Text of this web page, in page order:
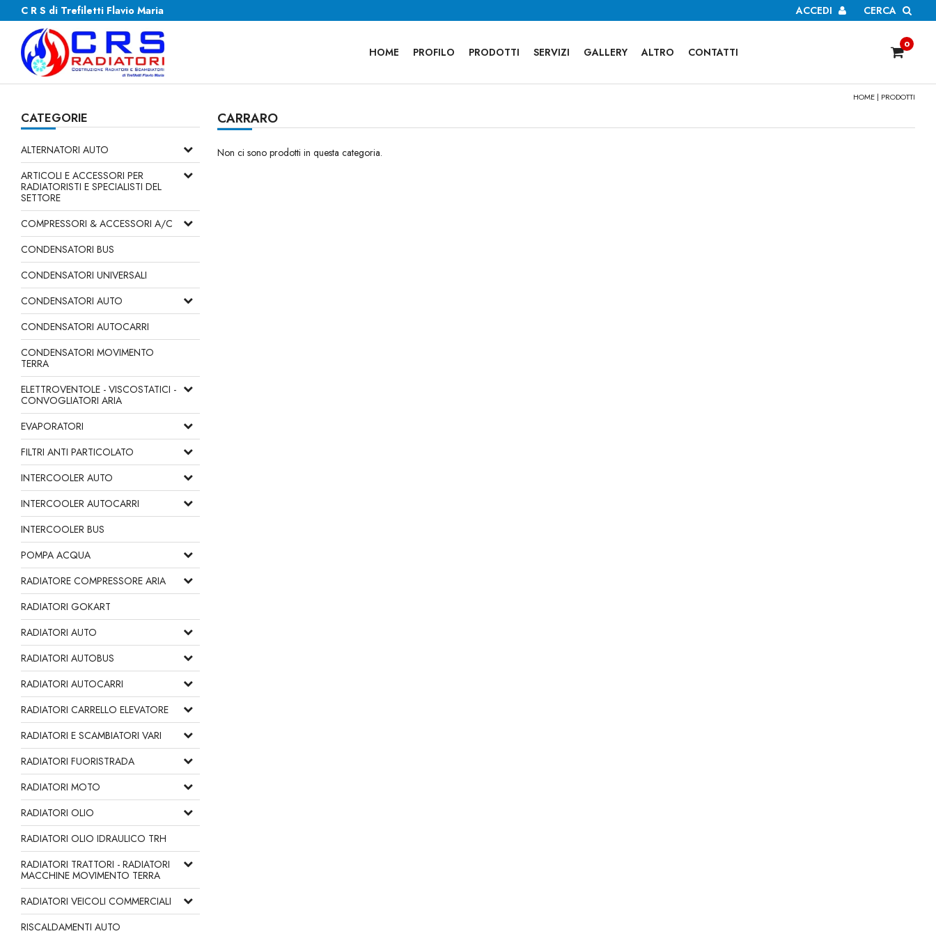
C R S di Trefiletti Flavio Maria CERCA
ACCEDI
HOME PROFILO PRODOTTI SERVIZI GALLERY ALTRO CONTATTI
0
HOME | PRODOTTI
CATEGORIE
ALTERNATORI AUTO
ARTICOLI E ACCESSORI PER
RADIATORISTI E SPECIALISTI DEL
SETTORE
COMPRESSORI & ACCESSORI A/C
CONDENSATORI BUS
CONDENSATORI UNIVERSALI
CONDENSATORI AUTO
CONDENSATORI AUTOCARRI
CONDENSATORI MOVIMENTO
TERRA
ELETTROVENTOLE - VISCOSTATICI -
CONVOGLIATORI ARIA
EVAPORATORI
FILTRI ANTI PARTICOLATO
INTERCOOLER AUTO
INTERCOOLER AUTOCARRI
INTERCOOLER BUS
POMPA ACQUA
RADIATORE COMPRESSORE ARIA
RADIATORI GOKART
RADIATORI AUTO
RADIATORI AUTOBUS
RADIATORI AUTOCARRI
RADIATORI CARRELLO ELEVATORE
RADIATORI E SCAMBIATORI VARI
RADIATORI FUORISTRADA
RADIATORI MOTO
RADIATORI OLIO
RADIATORI OLIO IDRAULICO TRH
RADIATORI TRATTORI - RADIATORI
MACCHINE MOVIMENTO TERRA
RADIATORI VEICOLI COMMERCIALI
RISCALDAMENTI AUTO
CARRARO
Non ci sono prodotti in questa categoria.